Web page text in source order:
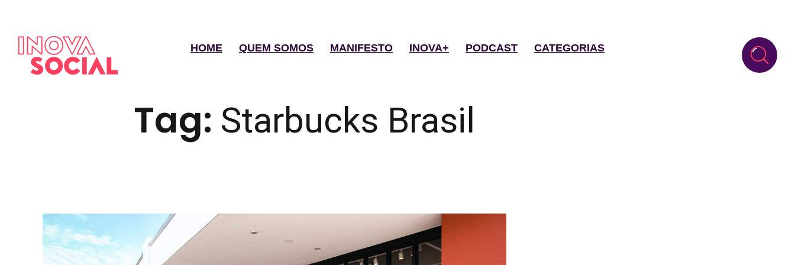
HOME QUEM SOMOS MANIFESTO INOVA+ PODCAST CATEGORIAS
Tag: Starbucks Brasil